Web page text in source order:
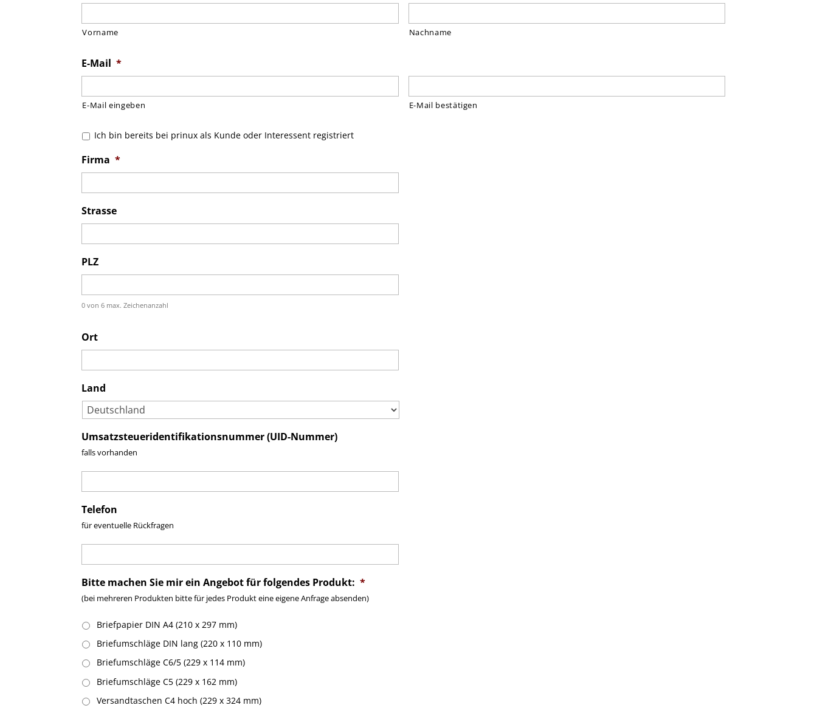
Vorname Nachname
E-Mail *
E-Mail eingeben E-Mail bestätigen
Ich bin bereits bei prinux als Kunde oder Interessent registriert
Firma *
Strasse
PLZ
0 von 6 max. Zeichenanzahl
Ort
Land
Umsatzsteueridentifikationsnummer (UID-Nummer)
falls vorhanden
Telefon
für eventuelle Rückfragen
Bitte machen Sie mir ein Angebot für folgendes Produkt: *
(bei mehreren Produkten bitte für jedes Produkt eine eigene Anfrage absenden)
Briefpapier DIN A4 (210 x 297 mm)
Briefumschläge DIN lang (220 x 110 mm)
Briefumschläge C6/5 (229 x 114 mm)
Briefumschläge C5 (229 x 162 mm)
Versandtaschen C4 hoch (229 x 324 mm)